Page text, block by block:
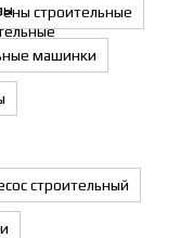
строительные
машинки
строительный